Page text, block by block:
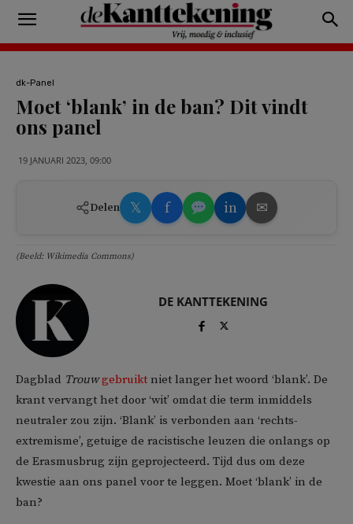
dk-Panel
Moet ‘blank’ in de ban? Dit vindt
ons panel
19 JANUARI 2023, 09:00
Delen 𝕏 f in ✉
(Beeld: Wikimedia Commons)
DE KANTTEKENING
Dagblad Trouw gebruikt niet langer het woord ‘blank’. De
krant vervangt het door ‘wit’ omdat die term inmiddels
neutraler zou zijn. ‘Blank’ is verbonden aan ‘rechts-
extremisme’, getuige de racistische leuzen die onlangs op
de Erasmusbrug zijn geprojecteerd. Tijd dus om deze
kwestie aan ons panel voor te leggen. Moet ‘blank’ in de
ban?